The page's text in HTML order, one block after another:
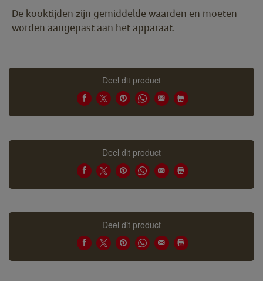
De kooktijden zijn gemiddelde waarden en moeten
worden aangepast aan het apparaat.
Deel dit product
Deel dit product
Deel dit product